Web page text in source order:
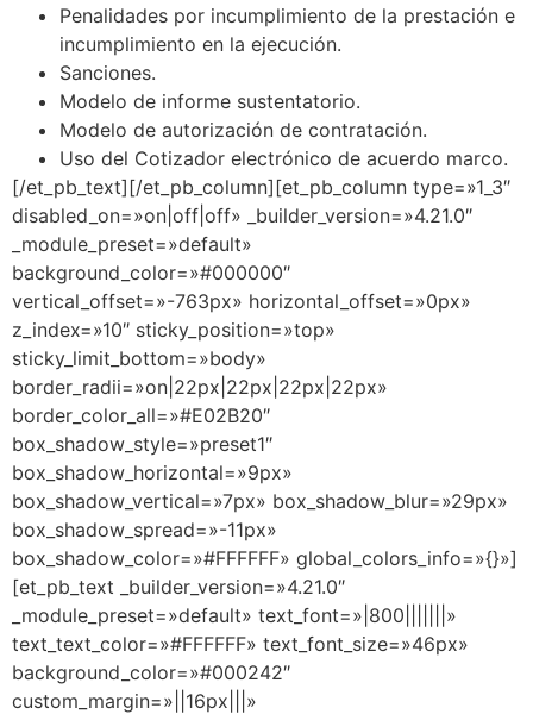
Penalidades por incumplimiento de la prestación e
incumplimiento en la ejecución.
Sanciones.
Modelo de informe sustentatorio.
Modelo de autorización de contratación.
Uso del Cotizador electrónico de acuerdo marco.
[/et_pb_text][/et_pb_column][et_pb_column type=»1_3″
disabled_on=»on|off|off» _builder_version=»4.21.0″
_module_preset=»default»
background_color=»#000000″
vertical_offset=»-763px» horizontal_offset=»0px»
z_index=»10″ sticky_position=»top»
sticky_limit_bottom=»body»
border_radii=»on|22px|22px|22px|22px»
border_color_all=»#E02B20″
box_shadow_style=»preset1″
box_shadow_horizontal=»9px»
box_shadow_vertical=»7px» box_shadow_blur=»29px»
box_shadow_spread=»-11px»
box_shadow_color=»#FFFFFF» global_colors_info=»{}»]
[et_pb_text _builder_version=»4.21.0″
_module_preset=»default» text_font=»|800|||||||»
text_text_color=»#FFFFFF» text_font_size=»46px»
background_color=»#000242″
custom_margin=»||16px|||»